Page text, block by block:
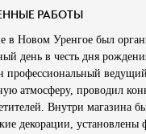
РАБОТЫ
в Новом Уренгое был
день в честь дня
профессиональный
атмосферу, проводил
Внутри магазина
декорации, установлены